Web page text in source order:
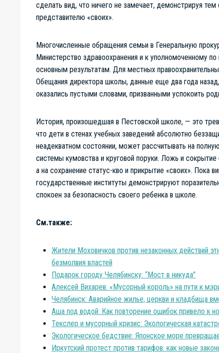
сделать вид, что ничего не замечает, демонстрируя
представителю «своих».
Многочисленные обращения семьи в Генеральную
Министерство здравоохранения и к уполномоченному
основным результатам. Для местных
Обещания директора школы, данные еще два года
оказались пустыми словами, призванными успокоить
История, произошедшая в Пестовской школе, — это
что дети в стенах учебных заведений абсолютно
неадекватном состоянии, может рассчитывать на
системы кумовства и круговой поруки. Ложь и
а на сохранение статус-кво и прикрытие «своих». Пока
государственные институты демонстрируют
спокоен за безопасность своего ребенка в школе.
См.также:
Жители Моховичков против незаконных действий
безмолвия властей
Подарок городу Челябинску: “Мост в никуда”
Алексей Вихарев: «Мусорный король» на пути к
Челябинск: Аварийное жилье, церкви и кладбища
Аша под водой: Как повторение ошибок привело к
Текслер и мусорный кризис: Экологическая
Экологическое бедствие: Японское море
Иркутский протест против тарифов: как новые